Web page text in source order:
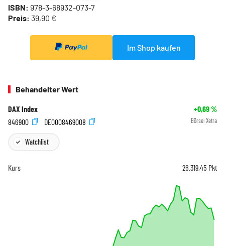
ISBN: 978-3-68932-073-7
Preis: 39,90 €
Im Shop kaufen
Behandelter Wert
DAX Index +0,69%
846900
DE0008469008 Börse: Xetra
Watchlist
Kurs 26.319,45 Pkt